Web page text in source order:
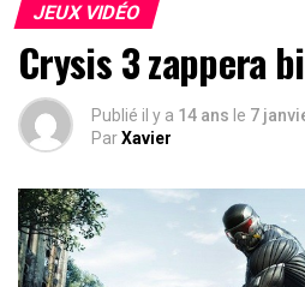
JEUX VIDÉO
Crysis 3 zappera
Publié il y a 14 ans le 7
ParXavier